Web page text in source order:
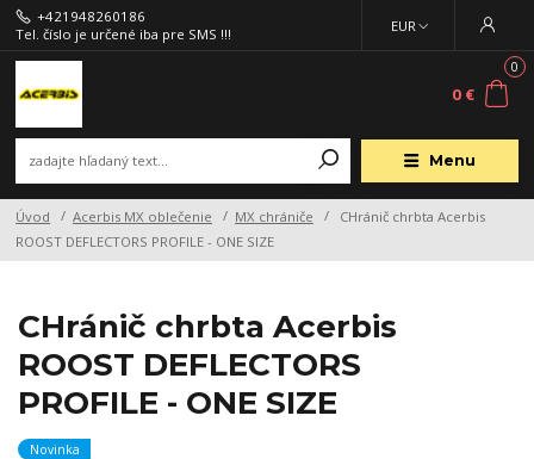
Menu
EUR
+421948260186
Tel. číslo je určené iba pre SMS !!!
0
0 €
Úvod Acerbis MX oblečenie MX chrániče
CHránič chrbta Acerbis
ROOST DEFLECTORS PROFILE - ONE SIZE
CHránič chrbta Acerbis
ROOST DEFLECTORS
PROFILE - ONE SIZE
Novinka